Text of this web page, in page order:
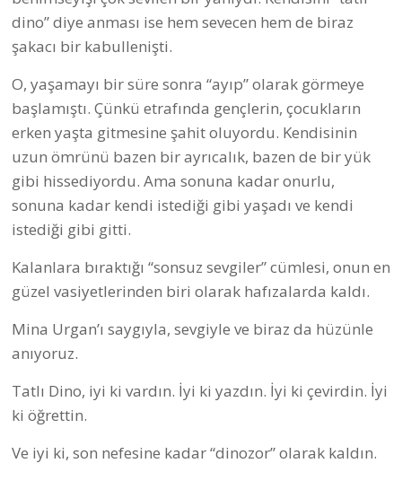
dino” diye anması ise hem sevecen hem de biraz
şakacı bir kabullenişti.
O, yaşamayı bir süre sonra “ayıp” olarak görmeye
başlamıştı. Çünkü etrafında gençlerin, çocukların
erken yaşta gitmesine şahit oluyordu. Kendisinin
uzun ömrünü bazen bir ayrıcalık, bazen de bir yük
gibi hissediyordu. Ama sonuna kadar onurlu,
sonuna kadar kendi istediği gibi yaşadı ve kendi
istediği gibi gitti.
Kalanlara bıraktığı “sonsuz sevgiler” cümlesi, onun en
güzel vasiyetlerinden biri olarak hafızalarda kaldı.
Mina Urgan’ı saygıyla, sevgiyle ve biraz da hüzünle
anıyoruz.
Tatlı Dino, iyi ki vardın. İyi ki yazdın. İyi ki çevirdin. İyi
ki öğrettin.
Ve iyi ki, son nefesine kadar “dinozor” olarak kaldın.